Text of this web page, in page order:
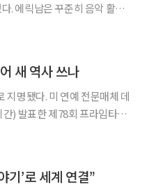
동
새 역사 쓰나
전문매체 데
) 발표한 제78회 프라임타임
기’로 세계 연결”